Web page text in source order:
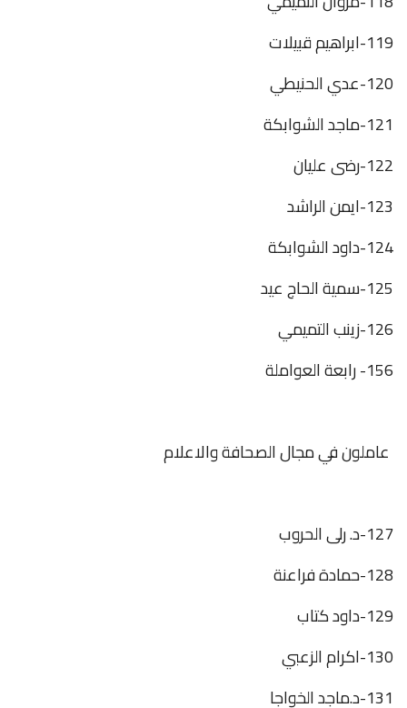
119-ابراهيم قبيلات
120-عدي الحنيطي
121-ماجد الشوابكة
122-رضى عليان
123-ايمن الراشد
124-داود الشوابكة
125-سمية الحاج عيد
126-زينب التميمي
156- رابعة العواملة
عاملون في مجال الصحافة والاعلام
127-د. رلى الحروب
128-حمادة فراعنة
129-داود كتاب
130-اكرام الزعبي
131-د.ماجد الخواجا